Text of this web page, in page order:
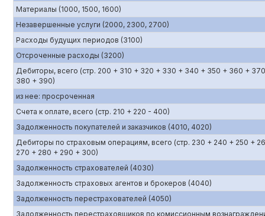
Материалы (1000, 1500, 1600)
Незавершенные услуги (2000, 2300, 2700)
Расходы будущих периодов (3100)
Отсроченные расходы (3200)
Дебиторы, всего (стр. 200 + 310 + 320 + 330 + 340 + 350 + 360 +
380 + 390)
из нее: просроченная
Счета к оплате, всего (стр. 210 + 220 - 400)
Задолженность покупателей и заказчиков (4010, 4020)
Дебиторы по страховым операциям, всего (стр. 230 + 240 + 250 +
270 + 280 + 290 + 300)
Задолженность страхователей (4030)
Задолженность страховых агентов и брокеров (4040)
Задолженность перестрахователей (4050)
Задолженность перестраховщиков по комиссионным